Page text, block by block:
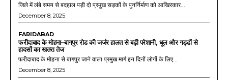
जिले में लंबे समय से बदहाल पड़ी दो प्रमुख सड़कों के पुनर्निर्माण को आखिरकार...
December 8, 2025
FARIDABAD
फरीदाबाद के मोहना–बागपुर रोड की जर्जर हालत से बढ़ी परेशानी, धूल और गड्ढों से
हादसों का खतरा तेज
फरीदाबाद के मोहना से बागपुर जाने वाला प्रमुख मार्ग इन दिनों लोगों के लिए...
December 8, 2025